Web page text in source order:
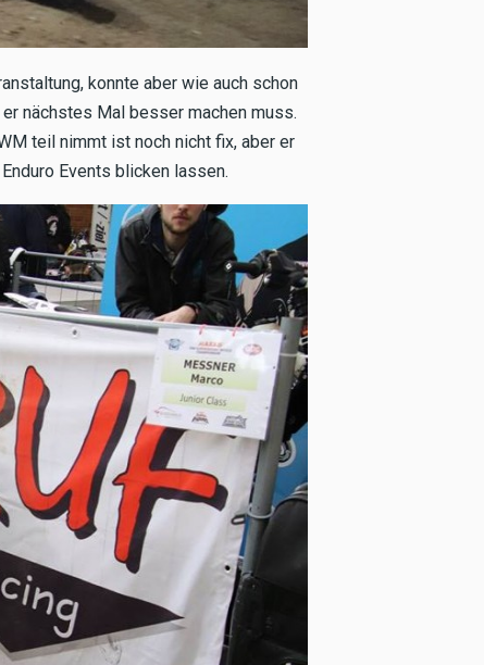
konnte aber wie auch schon
nächstes Mal besser machen muss.
teil nimmt ist noch nicht fix, aber er
Events blicken lassen.